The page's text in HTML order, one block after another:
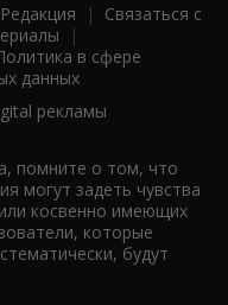
Редакция | Связаться с
|
в сфере
данных
рекламы
помните о том, что
могут задеть чувства
косвенно имеющих
которые
будут